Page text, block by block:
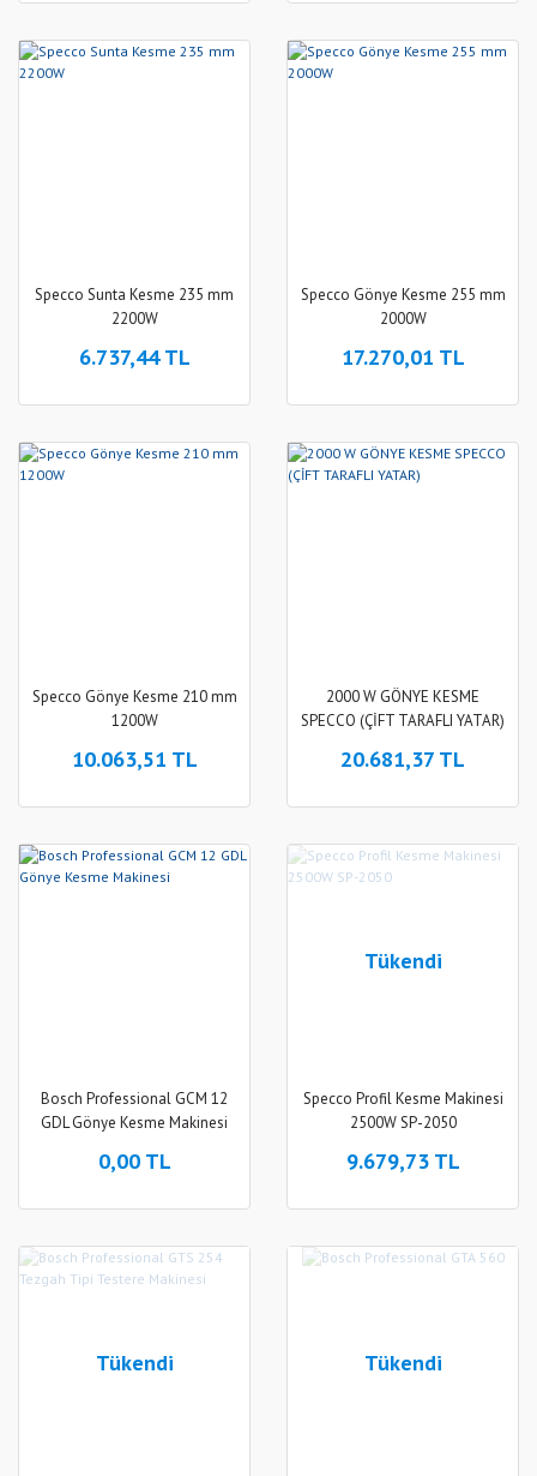
Specco Sunta Kesme 235 mm
2200W
6.737,44 TL
Specco Gönye Kesme 255 mm
2000W
17.270,01 TL
Specco Gönye Kesme 210 mm
1200W
10.063,51 TL
2000 W GÖNYE KESME
SPECCO (ÇİFT TARAFLI YATAR)
20.681,37 TL
Bosch Professional GCM 12
GDL Gönye Kesme Makinesi
0,00 TL
Tükendi
Specco Profil Kesme Makinesi
2500W SP-2050
9.679,73 TL
Tükendi Tükendi